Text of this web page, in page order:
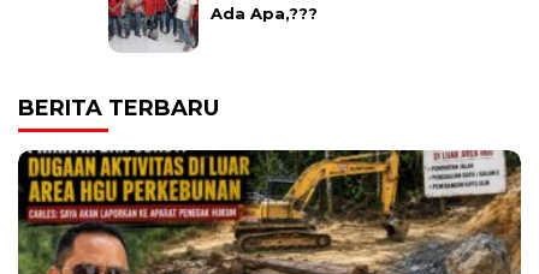
Ada Apa,???
BERITA TERBARU